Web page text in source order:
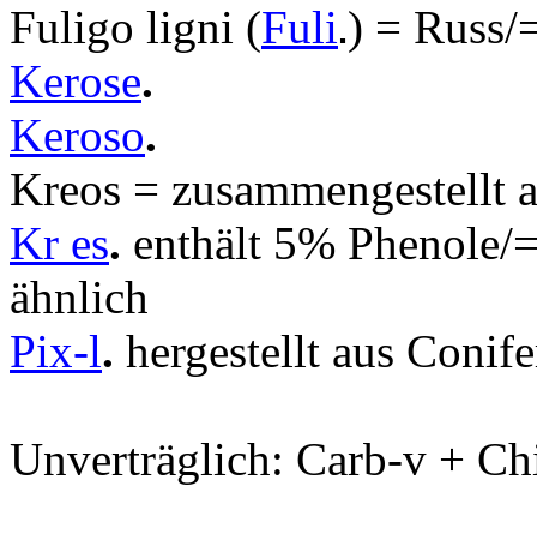
Fuligo ligni (Fuli.) = Russ/
Kerose.
Keroso.
Kreos = zusammengestellt
Kr es. enthält 5% Phenole/
ähnlich
Pix-l. hergestellt aus
Unverträglich: Carb-v +